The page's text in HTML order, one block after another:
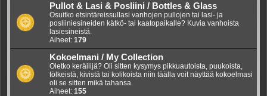
Pullot & Lasi & Posliini / Bottles & Glass
Osuitko etsintäreissullasi vanhojen pullojen tai lasi- ja
posliiniesineiden kätkö- tai kaatopaikalle? Kuvia vanhoista
lasiesineistä.
Aiheet: 179
Kokoelmani / My Collection
Oletko keräilijä? Oli sitten kysymys pikkuautoista, puukoista,
tölkeistä, kivistä tai kolikoista niin täälla voit näyttää kokoelmasi
oli se sitten mikä tahansa.
Aiheet: 155